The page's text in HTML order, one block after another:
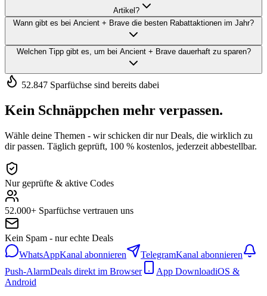
Artikel?
Wann gibt es bei Ancient + Brave die besten Rabattaktionen im Jahr?
Welchen Tipp gibt es, um bei Ancient + Brave dauerhaft zu sparen?
52.847 Sparfüchse sind bereits dabei
Kein Schnäppchen mehr verpassen.
Wähle deine Themen - wir schicken dir nur Deals, die wirklich zu
dir passen. Täglich geprüft, 100 % kostenlos, jederzeit abbestellbar.
Nur geprüfte & aktive Codes
52.000+ Sparfüchse vertrauen uns
Kein Spam - nur echte Deals
WhatsAppKanal abonnieren TelegramKanal abonnieren
Push-AlarmDeals direkt im Browser App DownloadiOS &
Android